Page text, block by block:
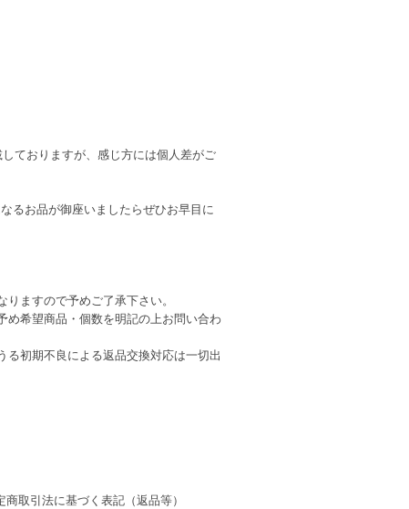
ておりますが、感じ方には個人差がご
るお品が御座いましたらぜひお早目に
ますので予めご了承下さい。
め希望商品・個数を明記の上お問い合わ
初期不良による返品交換対応は一切出
商取引法に基づく表記（返品等）